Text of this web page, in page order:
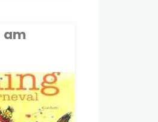
am